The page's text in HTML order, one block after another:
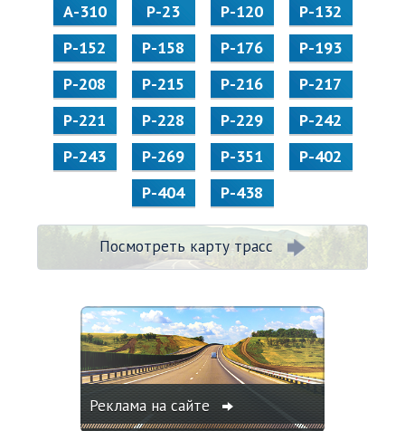
А-310
Р-23 Р-120
Р-132
Р-152
Р-158 Р-176
Р-193
Р-208
Р-215 Р-216
Р-217
Р-221
Р-228 Р-229
Р-242
Р-243
Р-269 Р-351
Р-402
Р-404
Р-438
Посмотреть карту трасс
Реклама на сайте